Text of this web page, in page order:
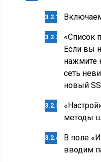
«Список
Если вы
нажмите
сеть
новый
методы
В поле
вводим